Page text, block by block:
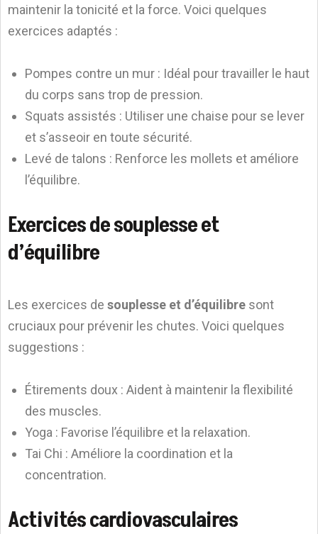
maintenir la tonicité et la force. Voici quelques
exercices adaptés :
Pompes contre un mur : Idéal pour travailler le haut
du corps sans trop de pression.
Squats assistés : Utiliser une chaise pour se lever
et s’asseoir en toute sécurité.
Levé de talons : Renforce les mollets et améliore
l’équilibre.
Exercices de souplesse et
d’équilibre
Les exercices de souplesse et d’équilibre sont
cruciaux pour prévenir les chutes. Voici quelques
suggestions :
Étirements doux : Aident à maintenir la flexibilité
des muscles.
Yoga : Favorise l’équilibre et la relaxation.
Tai Chi : Améliore la coordination et la
concentration.
Activités cardiovasculaires